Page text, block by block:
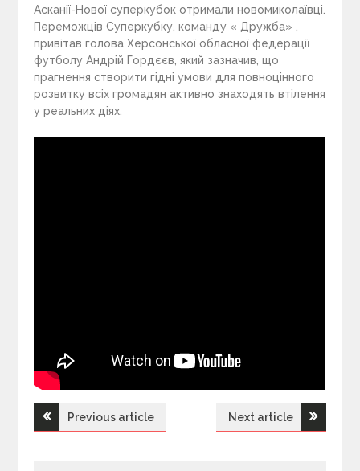
Асканії-Нової суперкубок отримали новомиколаївцi.
Переможців Суперкубку, команду « Дружба» ,
привітав голова Херсонської обласної федерації
футболу Андрій Гордєєв, який зазначив, що
прагнення створити гідні умови для повноцінного
розвитку всiх громадян активно знаходять втілення
у реальних діях.
Н
Previous article Next article